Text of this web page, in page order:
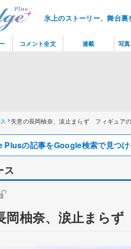
氷上のストーリー、舞台
失意の長岡柚奈、涙止まらず フィギュア
Plusの記事をGoogle検索で見つ
ス
岡柚奈、涙止まら
コメント全文 連載 写